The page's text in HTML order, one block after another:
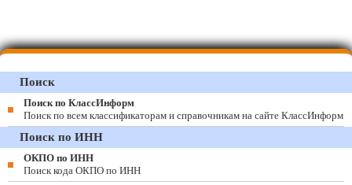
Поиск
Поиск по КлассИнформ
Поиск по всем классификаторам и справочникам на сайте КлассИнформ
Поиск по ИНН
ОКПО по ИНН
Поиск кода ОКПО по ИНН